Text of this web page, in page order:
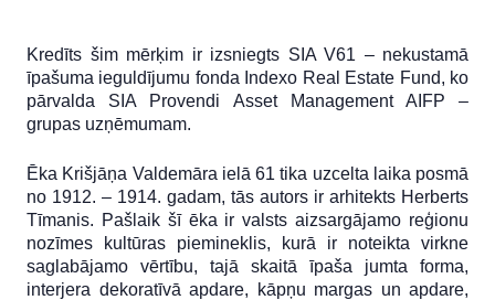
Kredīts šim mērķim ir izsniegts SIA V61 – nekustamā
īpašuma ieguldījumu fonda Indexo Real Estate Fund, ko
pārvalda SIA Provendi Asset Management AIFP –
grupas uzņēmumam.
Ēka Krišjāņa Valdemāra ielā 61 tika uzcelta laika posmā
no 1912. – 1914. gadam, tās autors ir arhitekts Herberts
Tīmanis. Pašlaik šī ēka ir valsts aizsargājamo reģionu
nozīmes kultūras piemineklis, kurā ir noteikta virkne
saglabājamo vērtību, tajā skaitā īpaša jumta forma,
interjera dekoratīvā apdare, kāpņu margas un apdare,